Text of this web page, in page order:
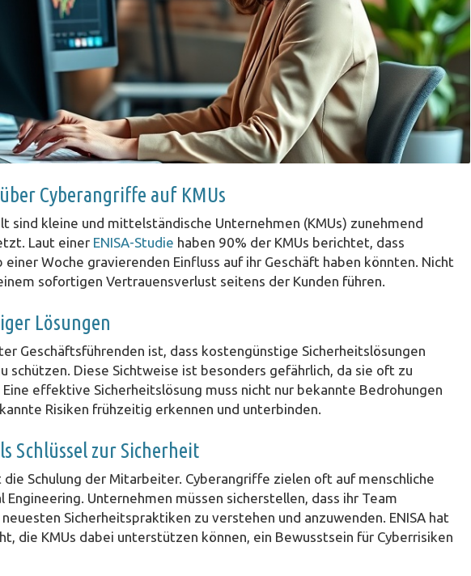
Cyberangriffe auf KMUs
sind kleine und mittelständische Unternehmen (KMUs) zunehmend
Laut einer ENISA-Studie haben 90% der KMUs berichtet, dass
Woche gravierenden Einfluss auf ihr Geschäft haben könnten. Nicht
sofortigen Vertrauensverlust seitens der Kunden führen.
Lösungen
Geschäftsführenden ist, dass kostengünstige Sicherheitslösungen
schützen. Diese Sichtweise ist besonders gefährlich, da sie oft zu
effektive Sicherheitslösung muss nicht nur bekannte Bedrohungen
Risiken frühzeitig erkennen und unterbinden.
Schlüssel zur Sicherheit
Schulung der Mitarbeiter. Cyberangriffe zielen oft auf menschliche
Engineering. Unternehmen müssen sicherstellen, dass ihr Team
Sicherheitspraktiken zu verstehen und anzuwenden. ENISA hat
die KMUs dabei unterstützen können, ein Bewusstsein für Cyberrisiken